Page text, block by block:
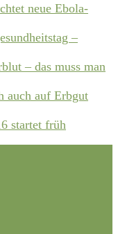
neue Ebola-
–
– das muss man
auch auf Erbgut
startet früh